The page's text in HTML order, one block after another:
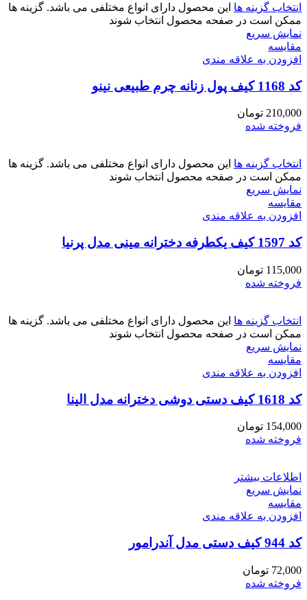
انتخاب گزینه ها این محصول دارای انواع مختلفی می باشد. گزینه ها
ممکن است در صفحه محصول انتخاب شوند
نمایش سریع
مقايسه
افزودن به علاقه مندی
کد 1168 کیف پول زنانه چرم طبیعی نینو
210,000 تومان
فروخته شده
انتخاب گزینه ها این محصول دارای انواع مختلفی می باشد. گزینه ها
ممکن است در صفحه محصول انتخاب شوند
نمایش سریع
مقايسه
افزودن به علاقه مندی
کد 1597 کیف یکطرفه دخترانه مینی مدل پرنیا
115,000 تومان
فروخته شده
انتخاب گزینه ها این محصول دارای انواع مختلفی می باشد. گزینه ها
ممکن است در صفحه محصول انتخاب شوند
نمایش سریع
مقايسه
افزودن به علاقه مندی
کد 1618 کیف دستی دوشی دخترانه مدل الینا
154,000 تومان
فروخته شده
اطلاعات بیشتر
نمایش سریع
مقايسه
افزودن به علاقه مندی
کد 944 کیف دستی مدل آندرامور
72,000 تومان
فروخته شده